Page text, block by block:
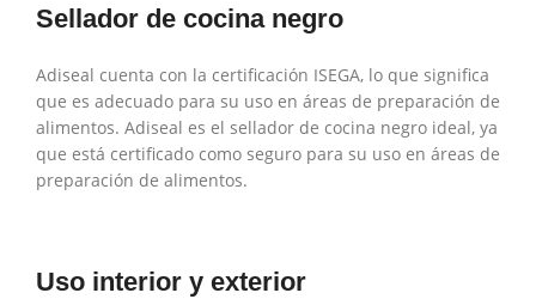
Sellador de cocina negro
Adiseal cuenta con la certificación ISEGA, lo que significa
que es adecuado para su uso en áreas de preparación de
alimentos. Adiseal es el sellador de cocina negro ideal, ya
que está certificado como seguro para su uso en áreas de
preparación de alimentos.
Uso interior y exterior